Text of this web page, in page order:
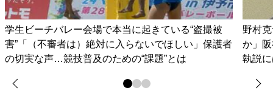
学生ビーチバレー会場で本当に起きている“盗撮被
害”「（不審者は）絶対に入らないでほしい」保護者
の切実な声…競技普及のための“課題”とは
野村
か」
執説